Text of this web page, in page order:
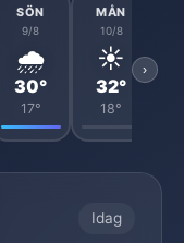
SÖN
9/8
🌧️
30°
17°
MÅN
10/8
☀️
32°
18°
›
Idag